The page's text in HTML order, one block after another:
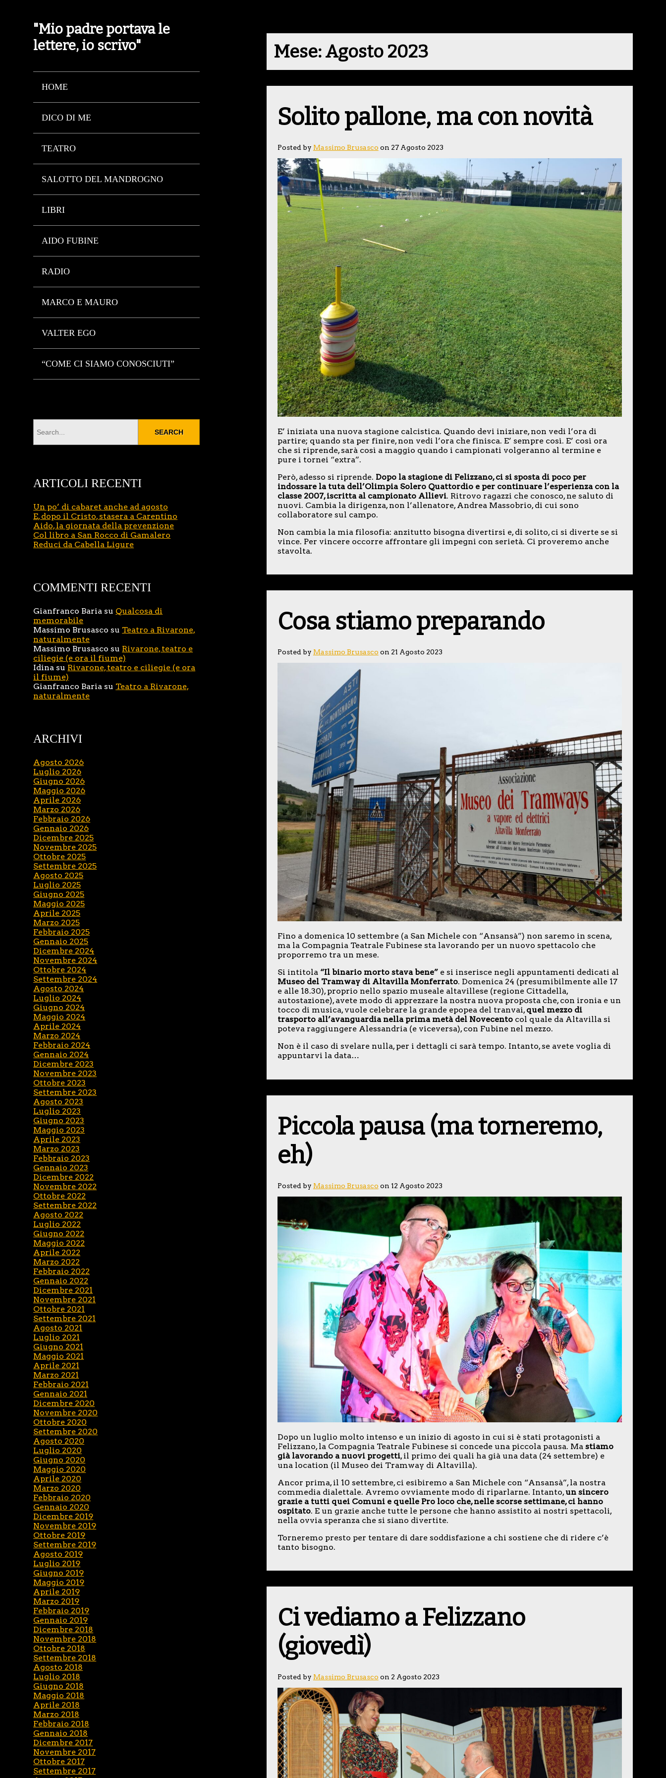
"Mio padre portava le
lettere, io scrivo"
HOME
DICO DI ME
TEATRO
SALOTTO DEL MANDROGNO
LIBRI
AIDO FUBINE
RADIO
MARCO E MAURO
VALTER EGO
“COME CI SIAMO CONOSCIUTI”
Mese:Agosto 2023
Solito pallone, ma con novità
Posted by Massimo Brusasco on 27 Agosto 2023
E’ iniziata una nuova stagione calcistica. Quando devi iniziare, non vedi l’ora di
partire; quando sta per finire, non vedi l’ora che finisca. E’ sempre così. E’ così ora
che si riprende, sarà così a maggio quando i campionati volgeranno al termine e
pure i tornei “extra”.
Però, adesso si riprende. Dopo la stagione di Felizzano, ci si sposta di poco per
indossare la tuta dell’Olimpia Solero Quattordio e per continuare l’esperienza con la
classe 2007, iscritta al campionato Allievi. Ritrovo ragazzi che conosco, ne saluto di
nuovi. Cambia la dirigenza, non l’allenatore, Andrea Massobrio, di cui sono
collaboratore sul campo.
Non cambia la mia filosofia: anzitutto bisogna divertirsi e, di solito, ci si diverte se si
vince. Per vincere occorre affrontare gli impegni con serietà. Ci proveremo anche
stavolta.
Cosa stiamo preparando
Posted by Massimo Brusasco on 21 Agosto 2023
Fino a domenica 10 settembre (a San Michele con “Ansansà”) non saremo in scena,
ma la Compagnia Teatrale Fubinese sta lavorando per un nuovo spettacolo che
proporremo tra un mese.
Si intitola“Il binario morto stava bene”e si inserisce negli appuntamenti dedicati al
Museo del Tramway di Altavilla Monferrato. Domenica 24 (presumibilmente alle 17
e alle 18.30), proprio nello spazio museale altavillese (regione Cittadella,
autostazione), avete modo di apprezzare la nostra nuova proposta che, con ironia e un
tocco di musica, vuole celebrare la grande epopea del tranvai,quel mezzo di
trasporto all’avanguardia nella prima metà del Novecentocol quale da Altavilla si
poteva raggiungere Alessandria (e viceversa), con Fubine nel mezzo.
Non è il caso di svelare nulla, per i dettagli ci sarà tempo. Intanto, se avete voglia di
appuntarvi la data…
Piccola pausa (ma torneremo,
eh)
Posted by Massimo Brusasco on 12 Agosto 2023
Dopo un luglio molto intenso e un inizio di agosto in cui si è stati protagonisti a
Felizzano, la Compagnia Teatrale Fubinese si concede una piccola pausa. Ma stiamo
già lavorando a nuovi progetti, il primo dei quali ha già una data (24 settembre) e
una location (il Museo dei Tramway di Altavilla).
Ancor prima, il 10 settembre, ci esibiremo a San Michele con “Ansansà”, la nostra
commedia dialettale. Avremo ovviamente modo di riparlarne. Intanto,un sincero
grazie a tutti quei Comuni e quelle Pro loco che, nelle scorse settimane, ci hanno
ospitato. E un grazie anche tutte le persone che hanno assistito ai nostri spettacoli,
nella ovvia speranza che si siano divertite.
Torneremo presto per tentare di dare soddisfazione a chi sostiene che di ridere c’è
tanto bisogno.
Ci vediamo a Felizzano
(giovedì)
Posted by Massimo Brusasco on 2 Agosto 2023
ARTICOLI RECENTI
Un po’ di cabaret anche ad agosto
E, dopo il Cristo, stasera a Carentino
Aido, la giornata della prevenzione
Col libro a San Rocco di Gamalero
Reduci da Cabella Ligure
COMMENTI RECENTI
Gianfranco Baria su Qualcosa di
memorabile
Massimo Brusasco su Teatro a Rivarone,
naturalmente
Massimo Brusasco su Rivarone, teatro e
ciliegie (e ora il fiume)
Idina su Rivarone, teatro e ciliegie (e ora
il fiume)
Gianfranco Baria su Teatro a Rivarone,
naturalmente
ARCHIVI
Agosto 2026
Luglio 2026
Giugno 2026
Maggio 2026
Aprile 2026
Marzo 2026
Febbraio 2026
Gennaio 2026
Dicembre 2025
Novembre 2025
Ottobre 2025
Settembre 2025
Agosto 2025
Luglio 2025
Giugno 2025
Maggio 2025
Aprile 2025
Marzo 2025
Febbraio 2025
Gennaio 2025
Dicembre 2024
Novembre 2024
Ottobre 2024
Settembre 2024
Agosto 2024
Luglio 2024
Giugno 2024
Maggio 2024
Aprile 2024
Marzo 2024
Febbraio 2024
Gennaio 2024
Dicembre 2023
Novembre 2023
Ottobre 2023
Settembre 2023
Agosto 2023
Luglio 2023
Giugno 2023
Maggio 2023
Aprile 2023
Marzo 2023
Febbraio 2023
Gennaio 2023
Dicembre 2022
Novembre 2022
Ottobre 2022
Settembre 2022
Agosto 2022
Luglio 2022
Giugno 2022
Maggio 2022
Aprile 2022
Marzo 2022
Febbraio 2022
Gennaio 2022
Dicembre 2021
Novembre 2021
Ottobre 2021
Settembre 2021
Agosto 2021
Luglio 2021
Giugno 2021
Maggio 2021
Aprile 2021
Marzo 2021
Febbraio 2021
Gennaio 2021
Dicembre 2020
Novembre 2020
Ottobre 2020
Settembre 2020
Agosto 2020
Luglio 2020
Giugno 2020
Maggio 2020
Aprile 2020
Marzo 2020
Febbraio 2020
Gennaio 2020
Dicembre 2019
Novembre 2019
Ottobre 2019
Settembre 2019
Agosto 2019
Luglio 2019
Giugno 2019
Maggio 2019
Aprile 2019
Marzo 2019
Febbraio 2019
Gennaio 2019
Dicembre 2018
Novembre 2018
Ottobre 2018
Settembre 2018
Agosto 2018
Luglio 2018
Giugno 2018
Maggio 2018
Aprile 2018
Marzo 2018
Febbraio 2018
Gennaio 2018
Dicembre 2017
Novembre 2017
Ottobre 2017
Settembre 2017